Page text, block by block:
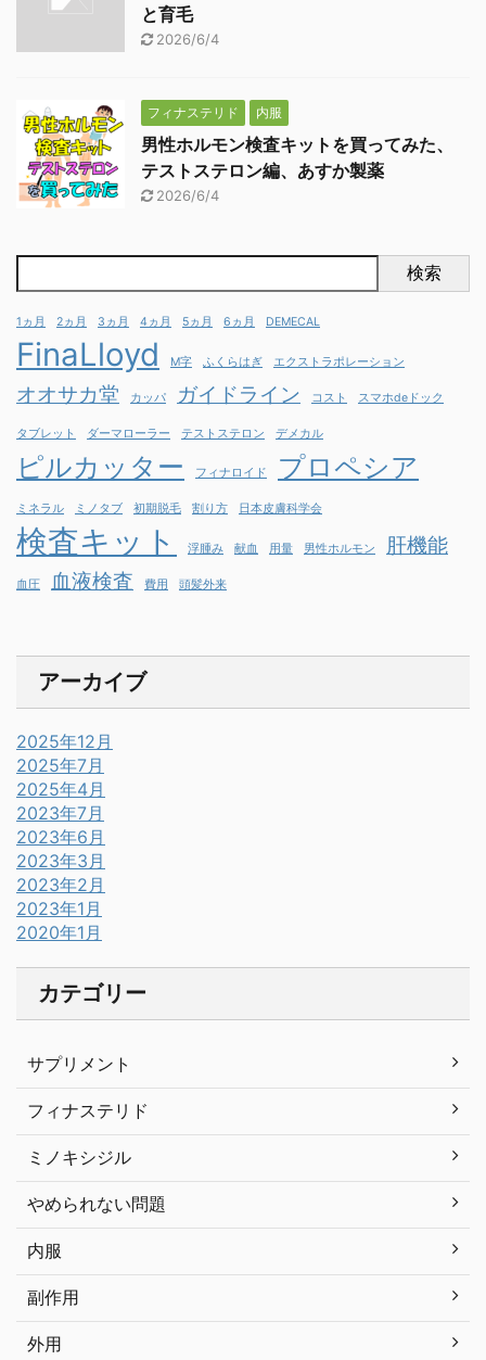
と育毛
2026/6/4
フィナステリド 内服
男性ホルモン検査キットを買ってみた、
テストステロン編、あすか製薬
2026/6/4
検索
1ヵ月 2ヵ月 3ヵ月 4ヵ月 5ヵ月 6ヵ月 DEMECAL
FinaLloyd M字 ふくらはぎ エクストラポレーション
オオサカ堂 カッパ ガイドライン コスト スマホdeドック
タブレット ダーマローラー テストステロン デメカル
ピルカッター フィナロイド プロペシア
ミネラル ミノタブ 初期脱毛 割り方 日本皮膚科学会
検査キット 浮腫み 献血 用量 男性ホルモン 肝機能
血圧 血液検査 費用 頭髪外来
アーカイブ
2025年12月
2025年7月
2025年4月
2023年7月
2023年6月
2023年3月
2023年2月
2023年1月
2020年1月
カテゴリー
サプリメント
フィナステリド
ミノキシジル
やめられない問題
内服
副作用
外用